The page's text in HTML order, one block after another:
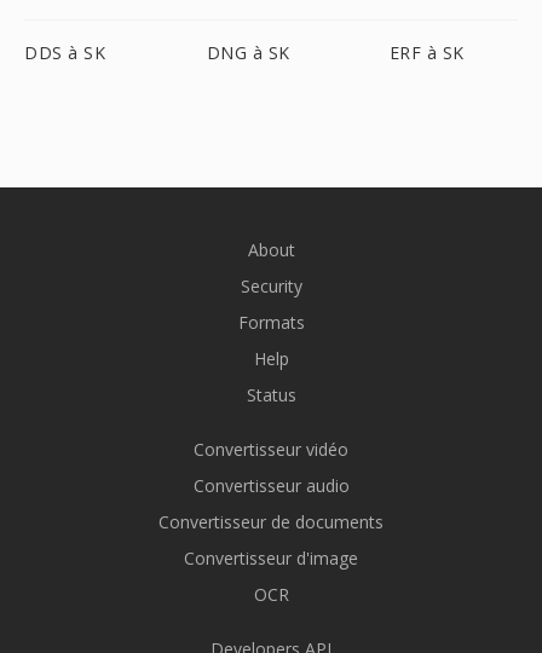
DDS à SK DNG à SK ERF à SK
About
Security
Formats
Help
Status
Convertisseur vidéo
Convertisseur audio
Convertisseur de documents
Convertisseur d'image
OCR